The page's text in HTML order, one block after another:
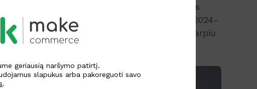
situacija Lietuvoje tikrai nėra tragiška – nors
gyventojų socialinių sluoksnių. Trečiąjį 2024-
Tai yra 0,6 proc. daugiau nei tokiu pačiu laikotarpiu
geriausią naršymo patirtį.
slapukus arba pakoreguoti savo
.